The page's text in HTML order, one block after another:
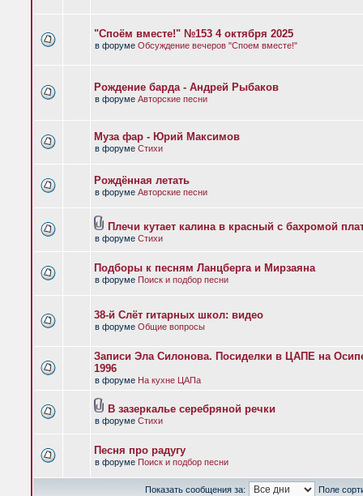
"Споём вместе!" №153 4 октября 2025
в форуме Обсуждение вечеров "Споем вместе!"
Рождение барда - Андрей Рыбаков
в форуме Авторские песни
Муза фар - Юрий Максимов
в форуме Стихи
Рождённая летать
в форуме Авторские песни
Плечи кутает калина в красный с бахромой
в форуме Стихи
Подборы к песням Ланцберга и Мирзаяна
в форуме Поиск и подбор песни
38-й Слёт гитарных школ: видео
в форуме Общие вопросы
Записи Эла Силонова. Посиделки в ЦАПЕ на
1996
в форуме На кухне ЦАПа
В зазеркалье серебряной речки
в форуме Стихи
Песня про радугу
в форуме Поиск и подбор песни
Показать сообщения за:
Поле